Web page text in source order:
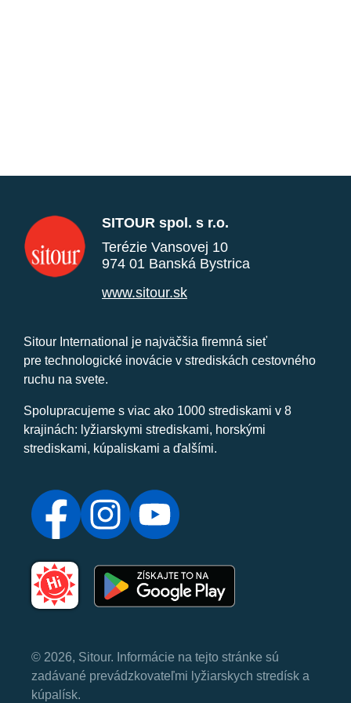
SITOUR spol. s r.o.
Terézie Vansovej 10
974 01 Banská Bystrica
www.sitour.sk
Sitour International je najväčšia firemná sieť
pre technologické inovácie v strediskách cestovného
ruchu na svete.
Spolupracujeme s viac ako 1000 strediskami v 8
krajinách: lyžiarskymi strediskami, horskými
strediskami, kúpaliskami a ďalšími.
© 2026, Sitour. Informácie na tejto stránke sú
zadávané prevádzkovateľmi lyžiarskych stredísk a
kúpalísk.